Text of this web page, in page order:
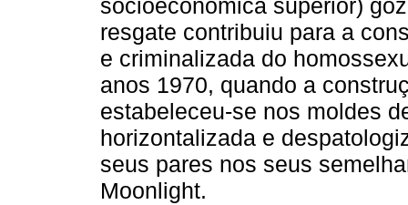
socioeconômica superior)
resgate contribuiu para a
e criminalizada do
anos 1970, quando a
estabeleceu-se nos moldes
horizontalizada e
seus pares nos seus
Moonlight.